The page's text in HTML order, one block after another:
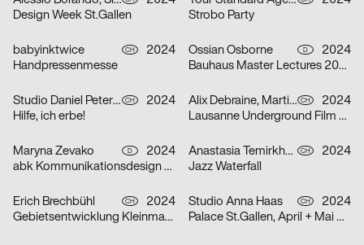
Design Week St.Gallen
Strobo Party
babyinktwice CH
2024
Handpressenmesse
Ossian Osborne D
2024
Bauhaus Master Lectures 2024
Studio Daniel Peter, Alice Kolb CH
2024
Hilfe, ich erbe!
Alix Debraine, Martial Grin CH
2024
Lausanne Underground Film & Music Festival (LUFF) 2024
Maryna Zevako D
2024
abk Kommunikationsdesign Workshops
Anastasia Temirkhan CH
2024
Jazz Waterfall
Erich Brechbühl CH
2024
Gebietsentwicklung Kleinmatt-/Bireggstrasse
Studio Anna Haas CH
2024
Palace St.Gallen, April + Mai 2024